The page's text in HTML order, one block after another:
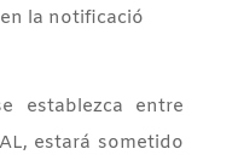
la notificació
establezca entre
estará sometido